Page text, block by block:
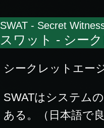
SWAT - Secret
スワット - シー
シークレットエー
SWATはシステム
ある。（日本語で良